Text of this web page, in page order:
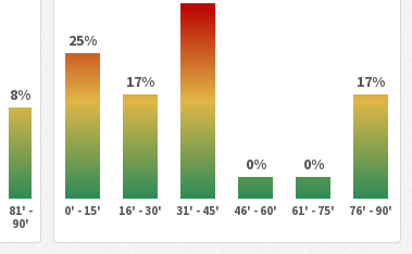
8%
81' -
90'
25%
17%
0% 0%
17%
0' - 15' 16' - 30' 31' - 45' 46' - 60' 61' - 75' 76' - 90'